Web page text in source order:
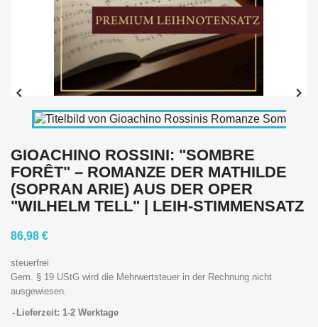
 
GIOACHINO ROSSINI: "SOMBRE
FORÊT" – ROMANZE DER MATHILDE
(SOPRAN ARIE) AUS DER OPER
"WILHELM TELL" | LEIH-STIMMENSATZ
86,98 €
steuerfrei
Gem. § 19 UStG wird die Mehrwertsteuer in der Rechnung nicht
ausgewiesen.
Lieferzeit: 1-2 Werktage